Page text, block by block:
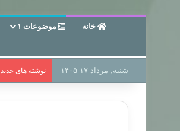
خانه موضوعات ۱
شنبه, مرداد ۱۷ ۱۴۰۵ نوشته های جدید